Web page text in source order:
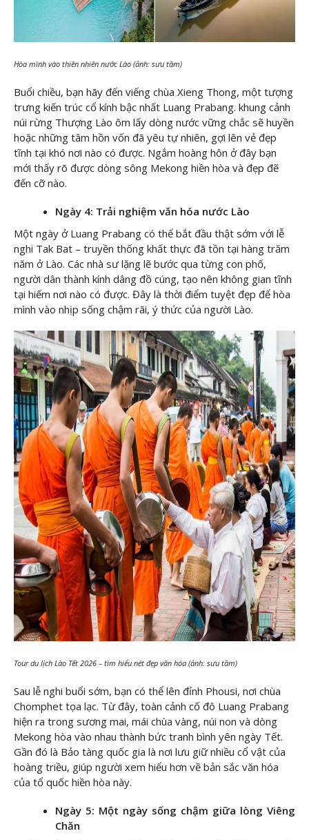
Hòa mình vào thiên nhiên nước Lào (ảnh: sưu tầm)
Buổi chiều, bạn hãy đến viếng chùa Xieng Thong, một tượng
trưng kiến trúc cổ kính bậc nhất Luang Prabang. khung cảnh
núi rừng Thượng Lào ôm lấy dòng nước vững chắc sẽ huyền
hoặc những tâm hồn vốn đã yêu tự nhiên, gợi lên vẻ đẹp
tĩnh tại khó nơi nào có được. Ngắm hoàng hôn ở đây bạn
mới thấy rõ được dòng sông Mekong hiền hòa và đẹp đẽ
đến cỡ nào.
Ngày 4: Trải nghiệm văn hóa nước Lào
Một ngày ở Luang Prabang có thể bắt đầu thật sớm với lễ
nghi Tak Bat – truyền thống khất thực đã tồn tại hàng trăm
năm ở Lào. Các nhà sư lặng lẽ bước qua từng con phố,
người dân thành kính dâng đồ cúng, tạo nên không gian tĩnh
tại hiếm nơi nào có được. Đây là thời điểm tuyệt đẹp để hòa
mình vào nhịp sống chậm rãi, ý thức của người Lào.
Tour du lịch Lào Tết 2026 – tìm hiểu nét đẹp văn hóa (ảnh: sưu tầm)
Sau lễ nghi buổi sớm, bạn có thể lên đỉnh Phousi, nơi chùa
Chomphet tọa lạc. Từ đây, toàn cảnh cố đô Luang Prabang
hiện ra trong sương mai, mái chùa vàng, núi non và dòng
Mekong hòa vào nhau thành bức tranh bình yên ngày Tết.
Gần đó là Bảo tàng quốc gia là nơi lưu giữ nhiều cổ vật của
hoàng triều, giúp người xem hiểu hơn về bản sắc văn hóa
của tổ quốc hiền hòa này.
Ngày 5: Một ngày sống chậm giữa lòng Viêng
Chăn